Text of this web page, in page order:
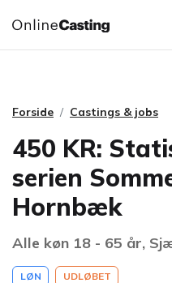
CASTINGS &
Forside Castings & jobs
450 KR:
serien
Hornbæk
Alle køn 18 - 65 år,
LØN UDLØBET